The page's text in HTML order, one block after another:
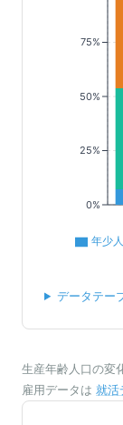
0%
25%
50%
75%
年少
データテー
生産年齢人口の変
雇用データは 就活